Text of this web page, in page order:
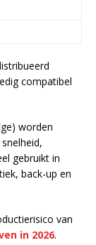
compatibel
worden
gebruikt in
back-up en
van
in 2026.